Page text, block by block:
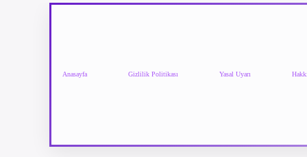
Anasayfa Gizlilik Politikası Yasal Uyarı